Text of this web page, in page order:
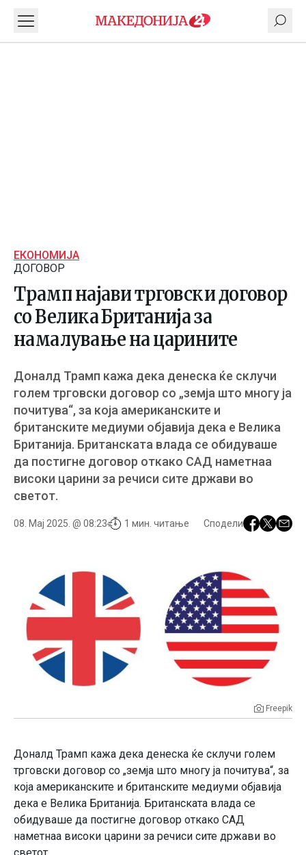
ЕКОНОМИЈА
ДОГОВОР
Трамп најави трговски договор
со Велика Британија за
намалување на царините
Доналд Трамп кажа дека денеска ќе склучи
голем трговски договор со „земја што многу ја
почитува“, за која американските и
британските медиуми објавија дека е Велика
Британија. Британската влада се обидуваше
да постигне договор откако САД наметнаа
високи царини за речиси сите држави во
светот.
08. Мај 2025. @ 08:23 1 мин. читање Сподели
Freepik
Доналд Трамп кажа дека денеска ќе склучи голем
трговски договор со „земја што многу ја почитува“, за
која американските и британските медиуми објавија
дека е Велика Британија. Британската влада се
обидуваше да постигне договор откако САД
наметнаа високи царини за речиси сите држави во